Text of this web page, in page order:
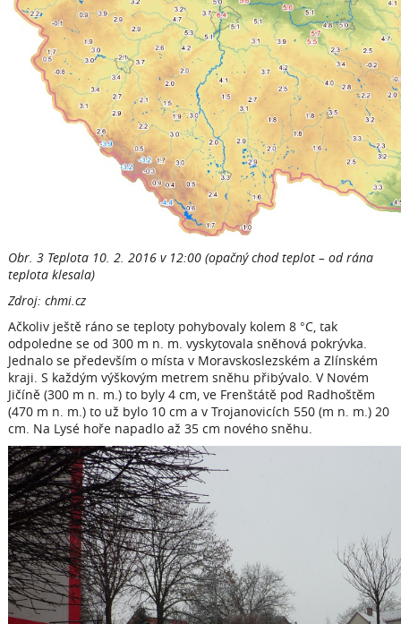
Obr. 3 Teplota 10. 2. 2016 v 12:00 (opačný chod teplot – od rána
teplota klesala)
Zdroj: chmi.cz
Ačkoliv ještě ráno se teploty pohybovaly kolem 8 °C, tak
odpoledne se od 300 m n. m. vyskytovala sněhová pokrývka.
Jednalo se především o místa v Moravskoslezském a Zlínském
kraji. S každým výškovým metrem sněhu přibývalo. V Novém
Jičíně (300 m n. m.) to byly 4 cm, ve Frenštátě pod Radhoštěm
(470 m n. m.) to už bylo 10 cm a v Trojanovicích 550 (m n. m.) 20
cm. Na Lysé hoře napadlo až 35 cm nového sněhu.